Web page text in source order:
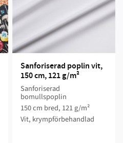
Sanforiserad poplin vit,
150 cm, 121 g/m²
Sanforiserad
bomullspoplin
150 cm bred, 121 g/m²
Vit, krympförbehandlad